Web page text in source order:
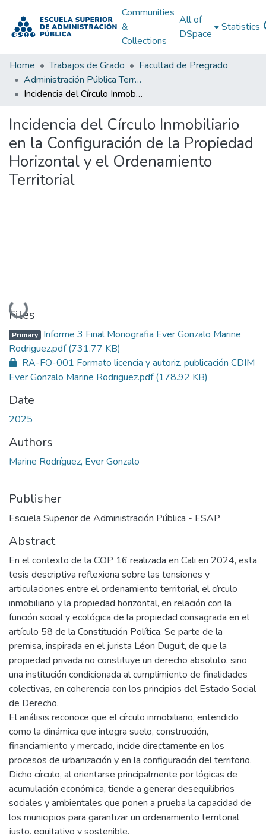
Communities
&
Collections
All of
DSpace
Statistics
Home Trabajos de Grado
Facultad de Pregrado
Administración Pública Territorial (APT)
Incidencia del Círculo Inmobiliario en la Configuración de la Propiedad Horizontal y el Ordenamiento Territorial
Incidencia del Círculo Inmobiliario
en la Configuración de la Propiedad
Horizontal y el Ordenamiento
Territorial
Loading...
Files
Primary Informe 3 Final Monografia Ever Gonzalo Marine
Rodriguez.pdf(731.77 KB)
RA-FO-001 Formato licencia y autoriz. publicación CDIM
Ever Gonzalo Marine Rodriguez.pdf(178.92 KB)
Date
2025
Authors
Marine Rodríguez, Ever Gonzalo
Publisher
Escuela Superior de Administración Pública - ESAP
Abstract
En el contexto de la COP 16 realizada en Cali en 2024, esta
tesis descriptiva reflexiona sobre las tensiones y
articulaciones entre el ordenamiento territorial, el círculo
inmobiliario y la propiedad horizontal, en relación con la
función social y ecológica de la propiedad consagrada en el
artículo 58 de la Constitución Política. Se parte de la
premisa, inspirada en el jurista Léon Duguit, de que la
propiedad privada no constituye un derecho absoluto, sino
una institución condicionada al cumplimiento de finalidades
colectivas, en coherencia con los principios del Estado Social
de Derecho.
El análisis reconoce que el círculo inmobiliario, entendido
como la dinámica que integra suelo, construcción,
financiamiento y mercado, incide directamente en los
procesos de urbanización y en la configuración del territorio.
Dicho círculo, al orientarse principalmente por lógicas de
acumulación económica, tiende a generar desequilibrios
sociales y ambientales que ponen a prueba la capacidad de
los municipios para garantizar un ordenamiento territorial